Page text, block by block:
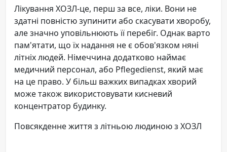
Лікування ХОЗЛ-це, перш за все, ліки. Вони не
здатні повністю зупинити або скасувати хворобу,
але значно уповільнюють її перебіг. Однак варто
пам'ятати, що їх надання не є обов'язком няні
літніх людей. Німеччина додатково наймає
медичний персонал, або Pflegedienst, який має
на це право. У більш важких випадках хворий
може також використовувати кисневий
концентратор будинку.
Повсякденне життя з літньою людиною з ХОЗЛ